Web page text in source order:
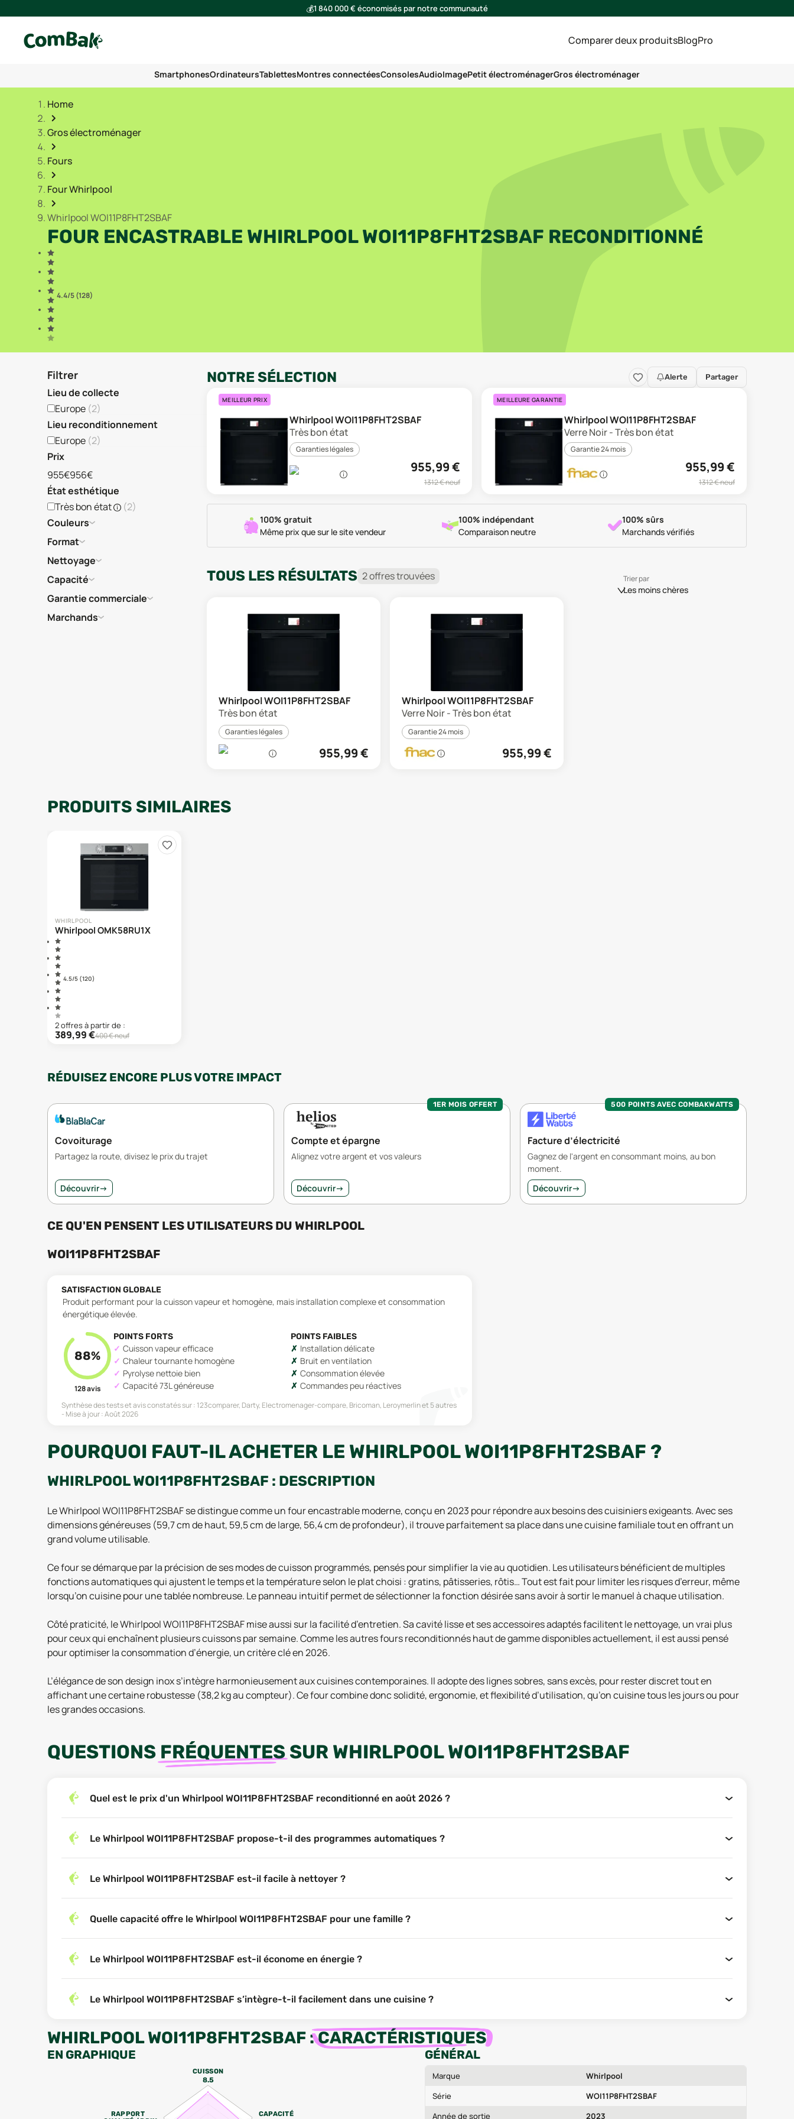
💰1 840 000 € économisés par notre communauté
Comparer deux produitsBlogPro
SmartphonesOrdinateursTablettesMontres connectéesConsolesAudioImagePetit électroménagerGros électroménager
Home
Gros électroménager
Fours
Four Whirlpool
Whirlpool WOI11P8FHT2SBAF
FOUR ENCASTRABLE WHIRLPOOL WOI11P8FHT2SBAF RECONDITIONNÉ
4.4/5 (128)
Filtrer
Lieu de collecte
Europe (2)
Lieu reconditionnement
Europe (2)
Prix
955€956€
État esthétique
Très bon état
(2)
Couleurs
Format
Nettoyage
Capacité
Garantie commerciale
Marchands
NOTRE SÉLECTION Alerte Partager
MEILLEUR PRIX
Whirlpool WOI11P8FHT2SBAF
Très bon état
Garanties légales
955,99€
1312€ neuf
MEILLEURE GARANTIE
Whirlpool WOI11P8FHT2SBAF
Verre Noir - Très bon état
Garantie 24 mois
955,99€
1312€ neuf
100% gratuit
Même prix que sur le site vendeur
100% indépendant
Comparaison neutre
100% sûrs
Marchands vérifiés
TOUS LES RÉSULTATS 2offrestrouvées Trier par
Les moins chères
Whirlpool WOI11P8FHT2SBAF
Très bon état
Garanties légales
955,99€
Whirlpool WOI11P8FHT2SBAF
Verre Noir - Très bon état
Garantie 24 mois
955,99€
PRODUITS SIMILAIRES
WHIRLPOOL
Whirlpool OMK58RU1X
4.5/5 (120)
2offresà partir de :
389,99€400€ neuf
RÉDUISEZ ENCORE PLUS VOTRE IMPACT
Covoiturage
Partagez la route, divisez le prix du trajet
Découvrir→
1ER MOIS OFFERT
Compte et épargne
Alignez votre argent et vos valeurs
Découvrir→
500 POINTS AVEC COMBAKWATTS
Facture d’électricité
Gagnez de l'argent en consommant moins, au bon
moment.
Découvrir→
CE QU'EN PENSENT LES UTILISATEURS DU WHIRLPOOL
WOI11P8FHT2SBAF
SATISFACTION GLOBALE
Produit performant pour la cuisson vapeur et homogène, mais installation complexe et consommation
énergétique élevée.
88%
128avis
POINTS FORTS
Cuisson vapeur efficace
Chaleur tournante homogène
Pyrolyse nettoie bien
Capacité 73L généreuse
POINTS FAIBLES
Installation délicate
Bruit en ventilation
Consommation élevée
Commandes peu réactives
Synthèse des tests et avis constatés sur : 123comparer, Darty, Electromenager-compare, Bricoman, Leroymerlinet 5 autres
Mise à jour :Août 2026
POURQUOI FAUT-IL ACHETER LE WHIRLPOOL WOI11P8FHT2SBAF ?
WHIRLPOOL WOI11P8FHT2SBAF : DESCRIPTION
Le Whirlpool WOI11P8FHT2SBAF se distingue comme un four encastrable moderne, conçu en 2023 pour répondre aux besoins des cuisiniers exigeants. Avec ses
dimensions généreuses (59,7 cm de haut, 59,5 cm de large, 56,4 cm de profondeur), il trouve parfaitement sa place dans une cuisine familiale tout en offrant un
grand volume utilisable.
Ce four se démarque par la précision de ses modes de cuisson programmés, pensés pour simplifier la vie au quotidien. Les utilisateurs bénéficient de multiples
fonctions automatiques qui ajustent le temps et la température selon le plat choisi : gratins, pâtisseries, rôtis… Tout est fait pour limiter les risques d’erreur, même
lorsqu’on cuisine pour une tablée nombreuse. Le panneau intuitif permet de sélectionner la fonction désirée sans avoir à sortir le manuel à chaque utilisation.
Côté praticité, le Whirlpool WOI11P8FHT2SBAF mise aussi sur la facilité d’entretien. Sa cavité lisse et ses accessoires adaptés facilitent le nettoyage, un vrai plus
pour ceux qui enchaînent plusieurs cuissons par semaine. Comme les autres fours reconditionnés haut de gamme disponibles actuellement, il est aussi pensé
pour optimiser la consommation d’énergie, un critère clé en 2026.
L’élégance de son design inox s’intègre harmonieusement aux cuisines contemporaines. Il adopte des lignes sobres, sans excès, pour rester discret tout en
affichant une certaine robustesse (38,2 kg au compteur). Ce four combine donc solidité, ergonomie, et flexibilité d’utilisation, qu’on cuisine tous les jours ou pour
les grandes occasions.
QUESTIONS FRÉQUENTES SUR WHIRLPOOL WOI11P8FHT2SBAF
Quel est le prix d'un Whirlpool WOI11P8FHT2SBAF reconditionné en août 2026 ?
Le Whirlpool WOI11P8FHT2SBAF propose-t-il des programmes automatiques ?
Le Whirlpool WOI11P8FHT2SBAF est-il facile à nettoyer ?
Quelle capacité offre le Whirlpool WOI11P8FHT2SBAF pour une famille ?
Le Whirlpool WOI11P8FHT2SBAF est-il économe en énergie ?
Le Whirlpool WOI11P8FHT2SBAF s’intègre-t-il facilement dans une cuisine ?
WHIRLPOOL WOI11P8FHT2SBAF :CARACTÉRISTIQUES
EN GRAPHIQUE
CUISSON
8.5
CAPACITÉ
RAPPORT
GÉNÉRAL
Marque
Whirlpool
Série
WOI11P8FHT2SBAF
Année de sortie
2023